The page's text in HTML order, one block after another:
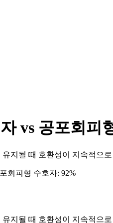
vs 공포회피
지될 때 호환성이 지속적으
회피형 수호자: 92%
지될 때 호환성이 지속적으